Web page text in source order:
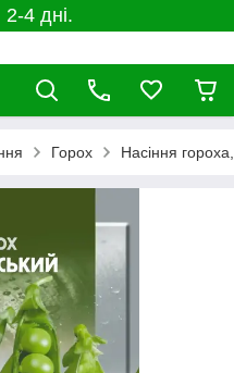
4 дні.
Горох Насіння